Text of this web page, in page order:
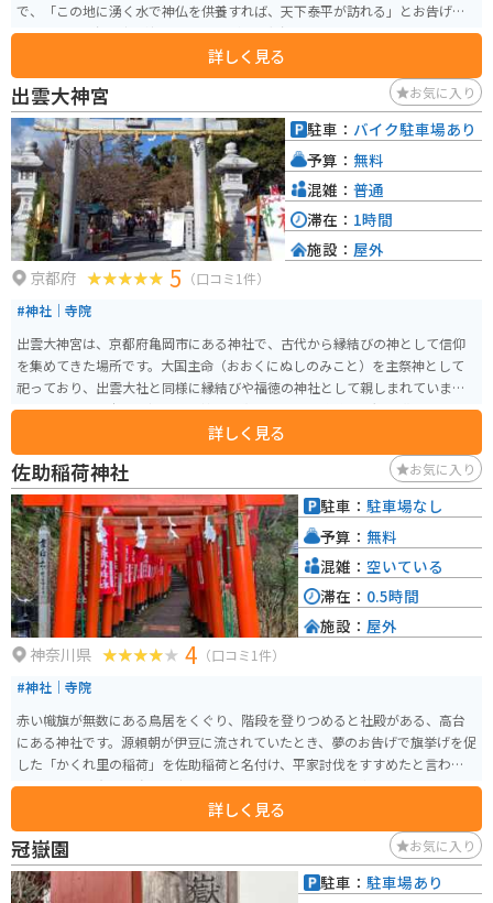
で、「この地に湧く水で神仏を供養すれば、天下泰平が訪れる」とお告げを
したことで、源頼朝が社を建てたのがその起源と言われています。洗ったお
金は有意義に使うことが良いと言われています。
詳しく見る
出雲大神宮 お気に入り
京都府 5 （口コミ1件）
#神社｜寺院
出雲大神宮は、京都府亀岡市にある神社で、古代から縁結びの神として信仰
を集めてきた場所です。大国主命（おおくにぬしのみこと）を主祭神として
祀っており、出雲大社と同様に縁結びや福徳の神社として親しまれていま
す。「古来、日本一の縁結びの神」と称され、恋愛成就や夫婦円満を願う多
が漂っています。特に「磐座（いわくら）」と呼ばれる巨石群は神聖な場所
とされ、古代からの信仰の対象です。さらに、境内には「玉の泉」という湧
水があり、この水を飲むと長寿になると言われています。出雲大神宮は、自
然の美しさと神秘的な雰囲気が魅力のスポットで、年間を通じて多くの人々
が訪れます。
詳しく見る
駐車： バイク駐車場あり
予算： 無料
混雑： 普通
滞在： 1時間
施設： 屋外
佐助稲荷神社 お気に入り
神奈川県 4 （口コミ1件）
#神社｜寺院
赤い幟旗が無数にある鳥居をくぐり、階段を登りつめると社殿がある、高台
にある神社です。源頼朝が伊豆に流されていたとき、夢のお告げで旗挙げを促
した「かくれ里の稲荷」を佐助稲荷と名付け、平家討伐をすすめたと言われ
ています。鎌倉の最強の「出世稲荷」と言われており、仕事運のパワースポ
ットとしても親しまれています。詳しく見る
駐車： 駐車場なし
予算： 無料
混雑： 空いている
滞在： 0.5時間
施設： 屋外
冠嶽園 お気に入り
駐車： 駐車場あり